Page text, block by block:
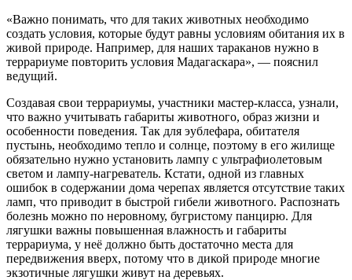
«Важно понимать, что для таких животных необходимо
создать условия, которые будут равны условиям обитания их в
живой природе. Например, для наших тараканов нужно в
террариуме повторить условия Мадагаскара», — пояснил
ведущий.
Создавая свои террариумы, участники мастер-класса, узнали,
что важно учитывать габариты животного, образ жизни и
особенности поведения. Так для эублефара, обитателя
пустынь, необходимо тепло и солнце, поэтому в его жилище
обязательно нужно установить лампу с ультрафиолетовым
светом и лампу-нагреватель. Кстати, одной из главных
ошибок в содержании дома черепах является отсутствие таких
ламп, что приводит в быстрой гибели животного. Распознать
болезнь можно по неровному, бугристому панцирю. Для
лягушки важны повышенная влажность и габариты
террариума, у неё должно быть достаточно места для
передвижения вверх, потому что в дикой природе многие
экзотичные лягушки живут на деревьях.